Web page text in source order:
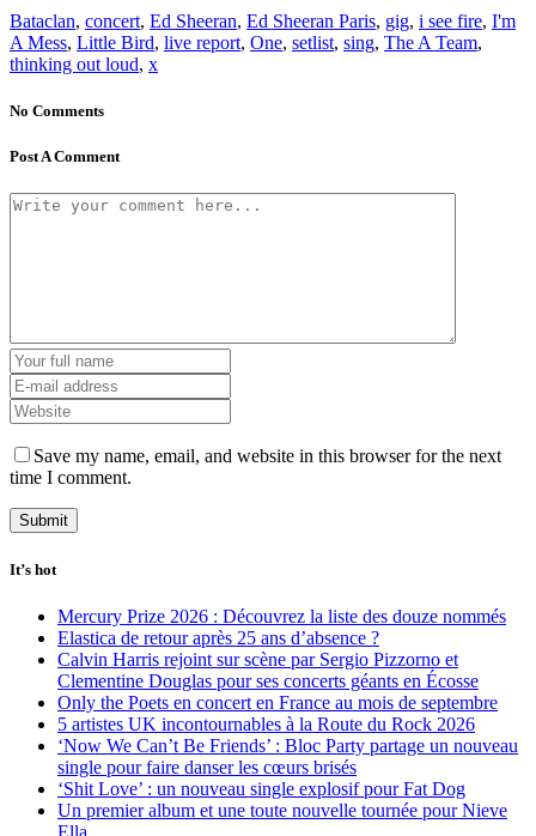
Bataclan, concert, Ed Sheeran, Ed Sheeran Paris, gig, i see fire, I'm
A Mess, Little Bird, live report, One, setlist, sing, The A Team,
thinking out loud, x
No Comments
Post A Comment
Save my name, email, and website in this browser for the next
time I comment.
It’s hot
Mercury Prize 2026 : Découvrez la liste des douze nommés
Elastica de retour après 25 ans d’absence ?
Calvin Harris rejoint sur scène par Sergio Pizzorno et
Clementine Douglas pour ses concerts géants en Écosse
Only the Poets en concert en France au mois de septembre
5 artistes UK incontournables à la Route du Rock 2026
‘Now We Can’t Be Friends’ : Bloc Party partage un nouveau
single pour faire danser les cœurs brisés
‘Shit Love’ : un nouveau single explosif pour Fat Dog
Un premier album et une toute nouvelle tournée pour Nieve
Ella